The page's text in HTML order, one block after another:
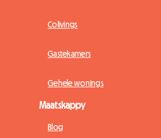
Colivings
Gastekamers
Gehele wonings
Maatskappy
Blog